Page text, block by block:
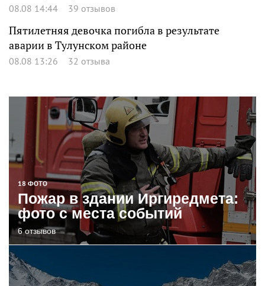
08.08 14:44 39 отзывов
Пятилетняя девочка погибла в результате
аварии в Тулунском районе
08.08 13:26 32 отзыва
18 ФОТО
Пожар в здании Иргиредмета:
фото с места событий
6 отзывов